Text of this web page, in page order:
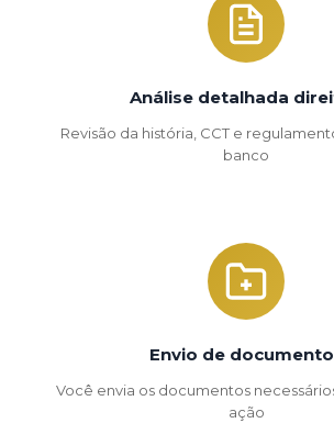
Análise detalhada
Revisão da história, CCT e
banco
Envio de
Você envia os documentos
ação